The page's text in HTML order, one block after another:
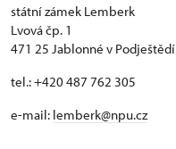
státní zámek Lemberk
Lvová čp. 1
471 25 Jablonné v Podještědí
tel.: +420 487 762 305
e-mail: lemberk@npu.cz